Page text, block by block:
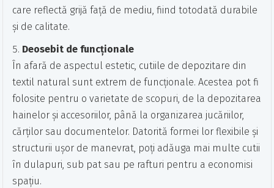
care reflectă grijă față de mediu, fiind totodată durabile
și de calitate.
Deosebit de funcționale
În afară de aspectul estetic, cutiile de depozitare din
textil natural sunt extrem de funcționale. Acestea pot fi
folosite pentru o varietate de scopuri, de la depozitarea
hainelor și accesoriilor, până la organizarea jucăriilor,
cărților sau documentelor. Datorită formei lor flexibile și
structurii ușor de manevrat, poți adăuga mai multe cutii
în dulapuri, sub pat sau pe rafturi pentru a economisi
spațiu.